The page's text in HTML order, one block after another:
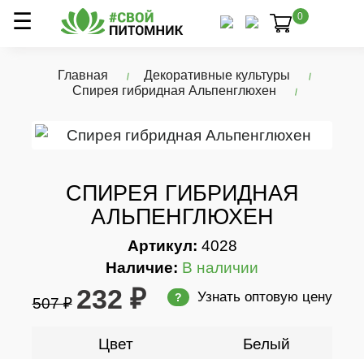
0
Главная
Декоративные культуры
Спирея гибридная Альпенглюхен
СПИРЕЯ ГИБРИДНАЯ
АЛЬПЕНГЛЮХЕН
Артикул: 4028
Наличие: В наличии
507 ₽ 232 ₽ ? Узнать оптовую цену
Цвет Белый